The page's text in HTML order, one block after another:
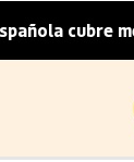
menos de la